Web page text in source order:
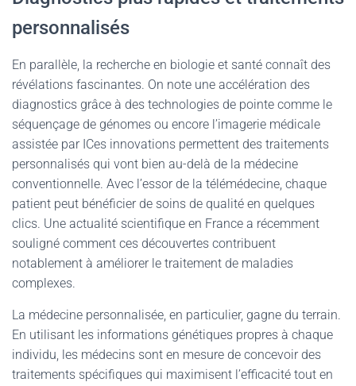
personnalisés
En parallèle, la recherche en biologie et santé connaît des
révélations fascinantes. On note une accélération des
diagnostics grâce à des technologies de pointe comme le
séquençage de génomes ou encore l’imagerie médicale
assistée par ICes innovations permettent des traitements
personnalisés qui vont bien au-delà de la médecine
conventionnelle. Avec l’essor de la télémédecine, chaque
patient peut bénéficier de soins de qualité en quelques
clics. Une actualité scientifique en France a récemment
souligné comment ces découvertes contribuent
notablement à améliorer le traitement de maladies
complexes.
La médecine personnalisée, en particulier, gagne du terrain.
En utilisant les informations génétiques propres à chaque
individu, les médecins sont en mesure de concevoir des
traitements spécifiques qui maximisent l’efficacité tout en